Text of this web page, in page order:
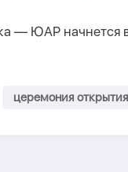
— ЮАР начнется
церемония открытия